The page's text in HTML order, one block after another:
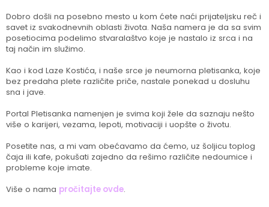
Dobro došli na posebno mesto u kom ćete naći prijateljsku reč i
savet iz svakodnevnih oblasti života. Naša namera je da sa svim
posetiocima podelimo stvaralaštvo koje je nastalo iz srca i na
taj način im služimo.
Kao i kod Laze Kostića, i naše srce je neumorna pletisanka, koje
bez predaha plete različite priče, nastale ponekad u dosluhu
sna i jave.
Portal Pletisanka namenjen je svima koji žele da saznaju nešto
više o karijeri, vezama, lepoti, motivaciji i uopšte o životu.
Posetite nas, a mi vam obećavamo da ćemo, uz šoljicu toplog
čaja ili kafe, pokušati zajedno da rešimo različite nedoumice i
probleme koje imate.
Više o nama pročitajte ovde.